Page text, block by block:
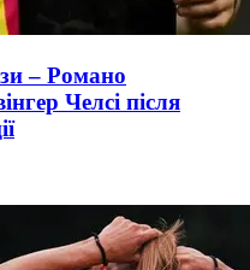
– Романо
Челсі після